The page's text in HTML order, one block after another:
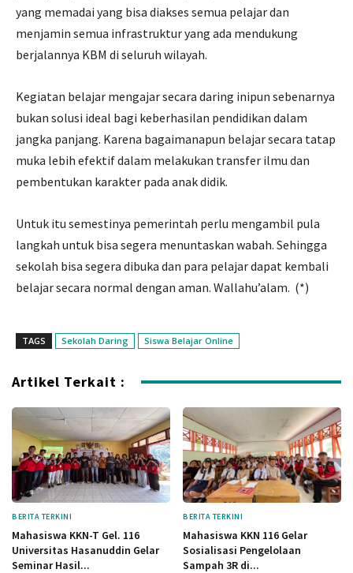
yang memadai yang bisa diakses semua pelajar dan
menjamin semua infrastruktur yang ada mendukung
berjalannya KBM di seluruh wilayah.
Kegiatan belajar mengajar secara daring inipun sebenarnya
bukan solusi ideal bagi keberhasilan pendidikan dalam
jangka panjang. Karena bagaimanapun belajar secara tatap
muka lebih efektif dalam melakukan transfer ilmu dan
pembentukan karakter pada anak didik.
Untuk itu semestinya pemerintah perlu mengambil pula
langkah untuk bisa segera menuntaskan wabah. Sehingga
sekolah bisa segera dibuka dan para pelajar dapat kembali
belajar secara normal dengan aman. Wallahu’alam. (*)
TAGS Sekolah Daring Siswa Belajar Online
Artikel Terkait :
BERITA TERKINI
Mahasiswa KKN-T Gel. 116
Universitas Hasanuddin Gelar
Seminar Hasil...
BERITA TERKINI
Mahasiswa KKN 116 Gelar
Sosialisasi Pengelolaan
Sampah 3R di...